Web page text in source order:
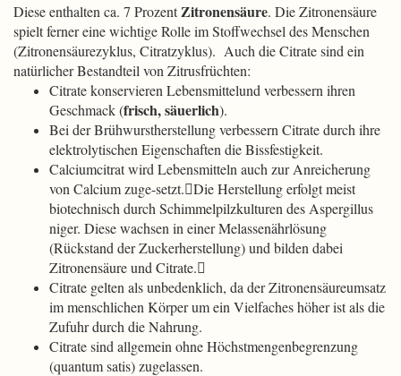
Diese enthalten ca. 7 ProzentZitronensäure. Die Zitronensäure
spielt ferner eine wichtige Rolle im Stoffwechsel des Menschen
(Zitronensäurezyklus, Citratzyklus). Auch die Citrate sind ein
natürlicher Bestandteil von Zitrusfrüchten:
Citrate konservieren Lebensmittelund verbessern ihren
Geschmack (frisch, säuerlich).
Bei der Brühwurstherstellung verbessern Citrate durch ihre
elektrolytischen Eigenschaften die Bissfestigkeit.
Calciumcitrat wird Lebensmitteln auch zur Anreicherung
von Calcium zuge-setzt.Die Herstellung erfolgt meist
biotechnisch durch Schimmelpilzkulturen des Aspergillus
niger. Diese wachsen in einer Melassenährlösung
(Rückstand der Zuckerherstellung) und bilden dabei
Zitronensäure und Citrate.
Citrate gelten als unbedenklich, da der Zitronensäureumsatz
im menschlichen Körper um ein Vielfaches höher ist als die
Zufuhr durch die Nahrung.
Citrate sind allgemein ohne Höchstmengenbegrenzung
(quantum satis) zugelassen.